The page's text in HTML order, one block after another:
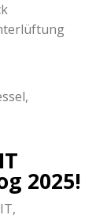
2025!